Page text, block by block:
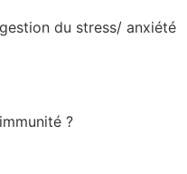
du stress/ anxiété
?